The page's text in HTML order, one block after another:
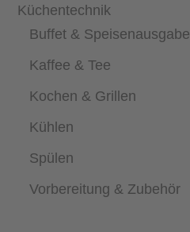
Küchentechnik
Buffet & Speisenausgabe
Kaffee & Tee
Kochen & Grillen
Kühlen
Spülen
Vorbereitung & Zubehör